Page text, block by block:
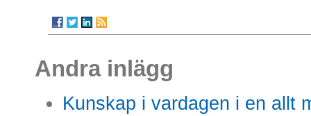
Andra inlägg
Kunskap i vardagen i en allt